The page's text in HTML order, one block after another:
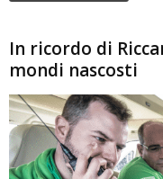
In ricordo di
mondi nascosti